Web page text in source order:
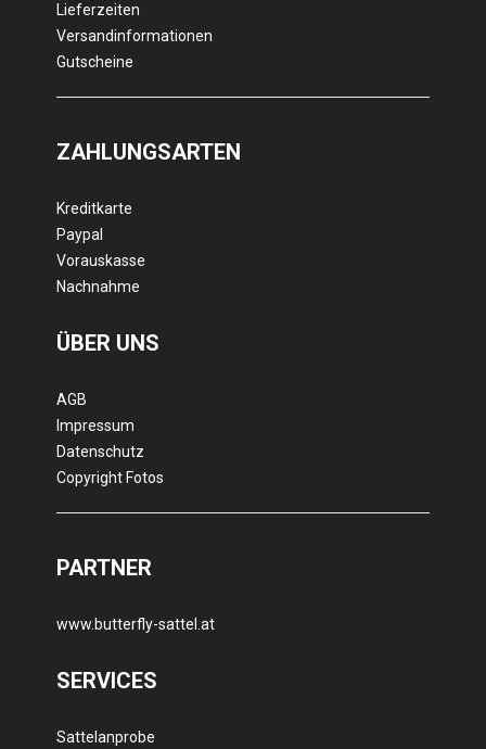
Lieferzeiten
Versandinformationen
Gutscheine
ZAHLUNGSARTEN
Kreditkarte
Paypal
Vorauskasse
Nachnahme
ÜBER UNS
AGB
Impressum
Datenschutz
Copyright Fotos
PARTNER
www.butterfly-sattel.at
SERVICES
Sattelanprobe